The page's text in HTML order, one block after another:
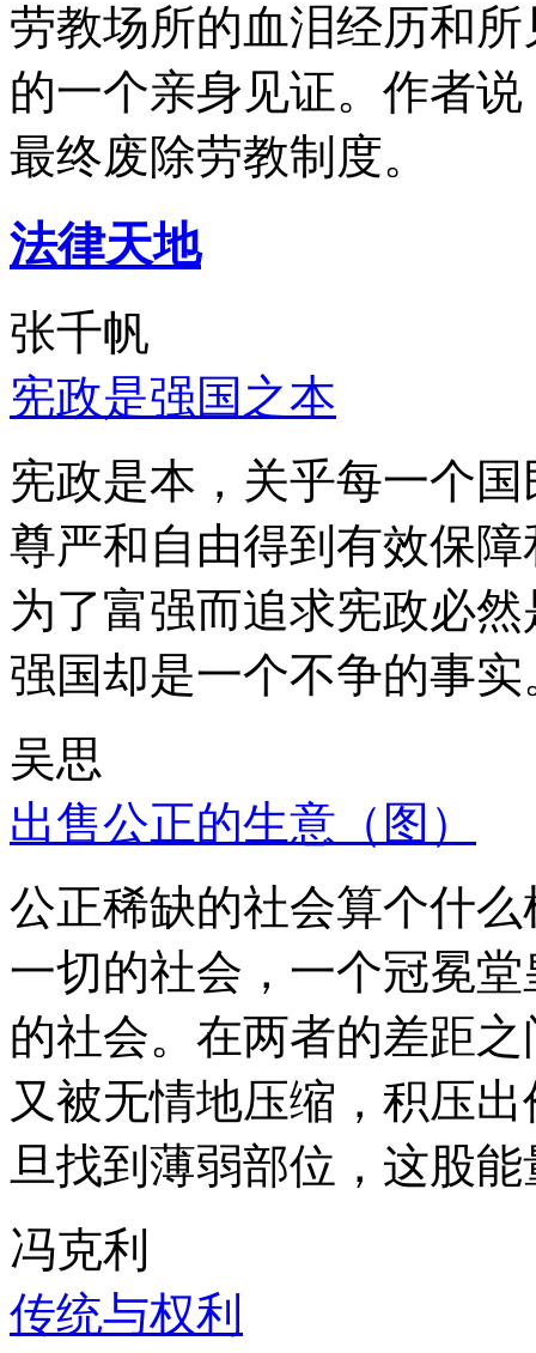
劳教场所的血泪经历和
的一个亲身见证。作者
最终废除劳教制度。
法律天地
张千帆
宪政是强国之本
宪政是本，关乎每一个
尊严和自由得到有效保
为了富强而追求宪政必
强国却是一个不争的事实
吴思
出售公正的生意（图）
公正稀缺的社会算个什
一切的社会，一个冠冕
的社会。在两者的差距
又被无情地压缩，积压
旦找到薄弱部位，这股
冯克利
传统与权利